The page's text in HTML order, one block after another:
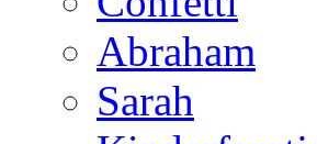
Abraham
Sarah